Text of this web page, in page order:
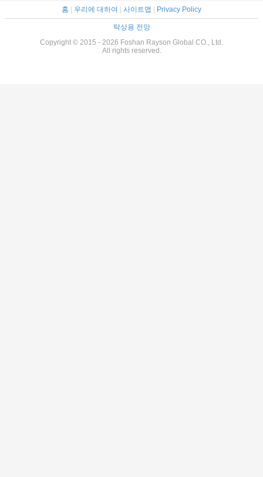
홈 | 우리에 대하여 | 사이트맵 | Privacy Policy
탁상용 전망
Copyright © 2015 - 2026 Foshan Rayson Global CO., Ltd.
All rights reserved.